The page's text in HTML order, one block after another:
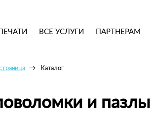
ВСЕ УСЛУГИ ПАРТНЕРАМ
Каталог
и пазлы